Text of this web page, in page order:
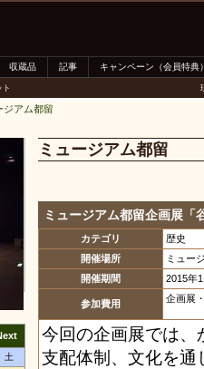
収蔵品 記事 キャンペーン（会員特典
ジアム都留
土
ミュージアム都留
ミュージアム都留企画展「
カテゴリ
歴史
開催場所
ミュー
開催期間
2015年
参加費用 企画展
今回の企画展では、
支配体制、文化を通